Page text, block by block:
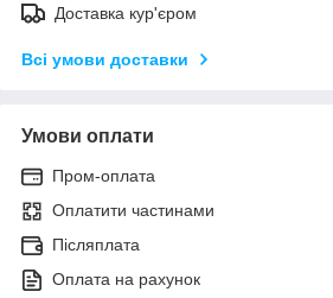
Доставка кур'єром
Всі умови доставки
Умови оплати
Пром-оплата
Оплатити частинами
Післяплата
Оплата на рахунок